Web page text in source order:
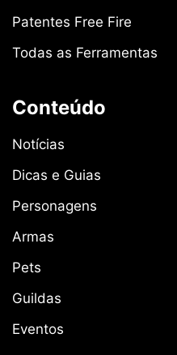
Patentes Free Fire
Todas as Ferramentas
Conteúdo
Notícias
Dicas e Guias
Personagens
Armas
Pets
Guildas
Eventos